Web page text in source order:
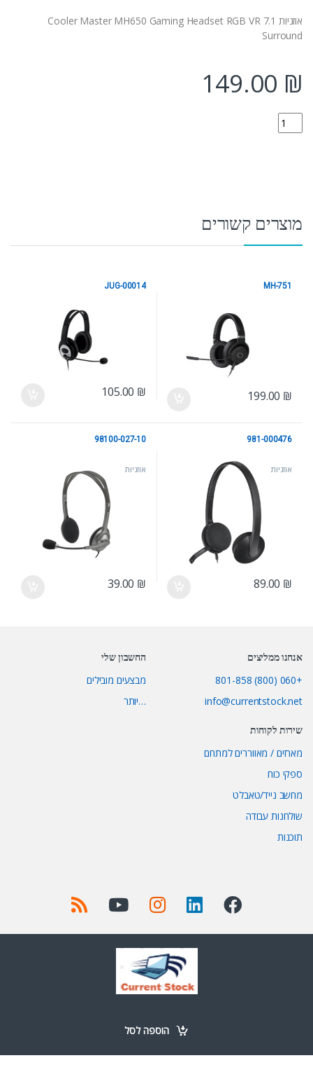
אוזניות Cooler Master MH650 Gaming Headset RGB VR 7.1
Surround
149.00 ₪
MH-650 quantity
הוספה לסל
מוצרים קשורים
MH-751
199.00 ₪
JUG-00014
105.00 ₪
אוזניות
981-000476
89.00 ₪
אוזניות
98100-027-10
39.00 ₪
אנחנו ממליצים
+060 (800) 801-858
info@currentstock.net
החשבון שלי
מבצעים מובילים
…יותר
שירות לקוחות
מארזים / מאווררים למתחם
ספקי כוח
מחשב נייד/טאבלט
שולחנות עבודה
תוכנות